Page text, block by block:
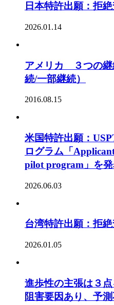
日本特許出願：拒
2026.01.14
アメリカ ３つの継
続/一部継続）
2016.08.15
米国特許出願：
ログラム「
pilot program」を
2026.06.03
台湾特許出願：拒
2026.01.05
進歩性の主張は３点
阻害要因あり、予測